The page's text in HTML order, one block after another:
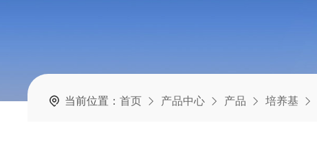
当前位置：首页 产品中心 产品 培养基